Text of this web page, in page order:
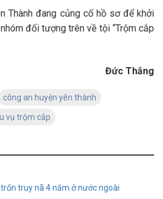
Thành đang củng cố hồ sơ để khởi
đối tượng trên về tội “Trộm cắp
Đức Thắng
công an huyện yên thành
vụ trộm cắp
truy nã 4 năm ở nước ngoài